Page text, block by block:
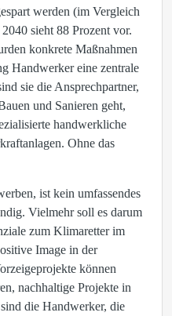
werden (im Vergleich
sieht 88 Prozent vor.
konkrete Maßnahmen
Handwerker eine zentrale
sie die Ansprechpartner,
und Sanieren geht,
handwerkliche
Ohne das
ist kein umfassendes
Vielmehr soll es darum
zum Klimaretter im
Image in der
können
nachhaltige Projekte in
die Handwerker, die